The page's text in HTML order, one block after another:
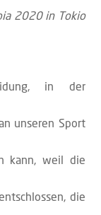
2020 in Tokio
in der
unseren Sport
kann, weil die
die